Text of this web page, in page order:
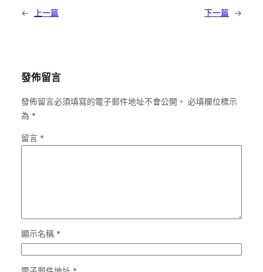
← 上一篇 下一篇 →
發佈留言
發佈留言必須填寫的電子郵件地址不會公開。 必填欄位標示
為 *
留言 *
顯示名稱 *